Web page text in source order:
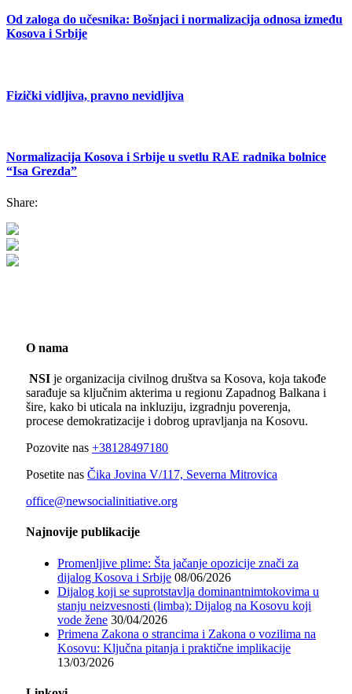
Od zaloga do učesnika: Bošnjaci i normalizacija odnosa između
Kosova i Srbije
Fizički vidljiva, pravno nevidljiva
Normalizacija Kosova i Srbije u svetlu RAE radnika bolnice
“Isa Grezda”
Share:
O nama
NSI je organizacija civilnog društva sa Kosova, koja takođe
sarađuje sa ključnim akterima u regionu Zapadnog Balkana i
šire, kako bi uticala na inkluziju, izgradnju poverenja,
procese demokratizacije i dobrog upravljanja na Kosovu.
Pozovite nas +38128497180
Posetite nas Čika Jovina V/117, Severna Mitrovica
office@newsocialinitiative.org
Najnovije publikacije
Promenljive plime: Šta jačanje opozicije znači za
dijalog Kosova i Srbije 08/06/2026
Dijalog koji se suprotstavlja dominantnimtokovima u
stanju neizvesnosti (limba): Dijalog na Kosovu koji
vode žene 30/04/2026
Primena Zakona o strancima i Zakona o vozilima na
Kosovu: Ključna pitanja i praktične implikacije
13/03/2026